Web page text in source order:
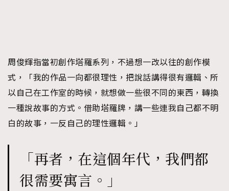
周俊輝指當初創作塔羅系列，不過想一改以往的創作模
式，「我的作品一向都很理性，把說話講得很有邏輯、所
以自己在工作室的時候，就想做一些很不同的東西，轉換
一種說故事的方式。借助塔羅牌，講一些連我自己都不明
白的故事，一反自己的理性邏輯。」
「再者，在這個年代，我們都
很需要寓言。」